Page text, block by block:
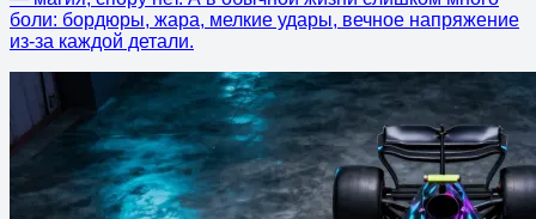
боли: бордюры, жара, мелкие удары, вечное напряжение
из-за каждой детали.